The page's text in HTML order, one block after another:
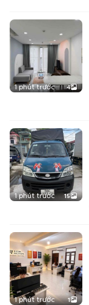
1 phút trước 4
1 phút trước 15
1 phút trước 1